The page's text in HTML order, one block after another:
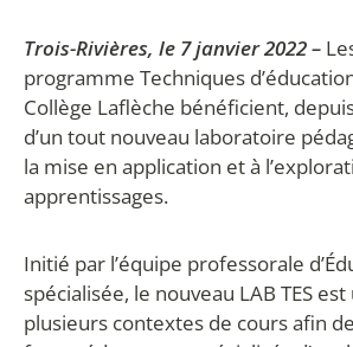
Trois-Rivières, le 7 janvier 2022 –
programme Techniques
Collège Laflèche bénéficient,
d’un tout nouveau laboratoire
la mise en application et à
apprentissages.
Initié par l’équipe professorale
spécialisée, le nouveau LAB TES
plusieurs contextes de cours afin